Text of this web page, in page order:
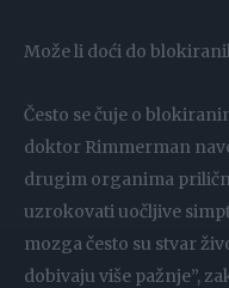
Može li doći do
Često se čuje o
doktor Rimmerman
drugim organima
uzrokovati uočljive
mozga često su stvar
dobivaju više pažnje”,